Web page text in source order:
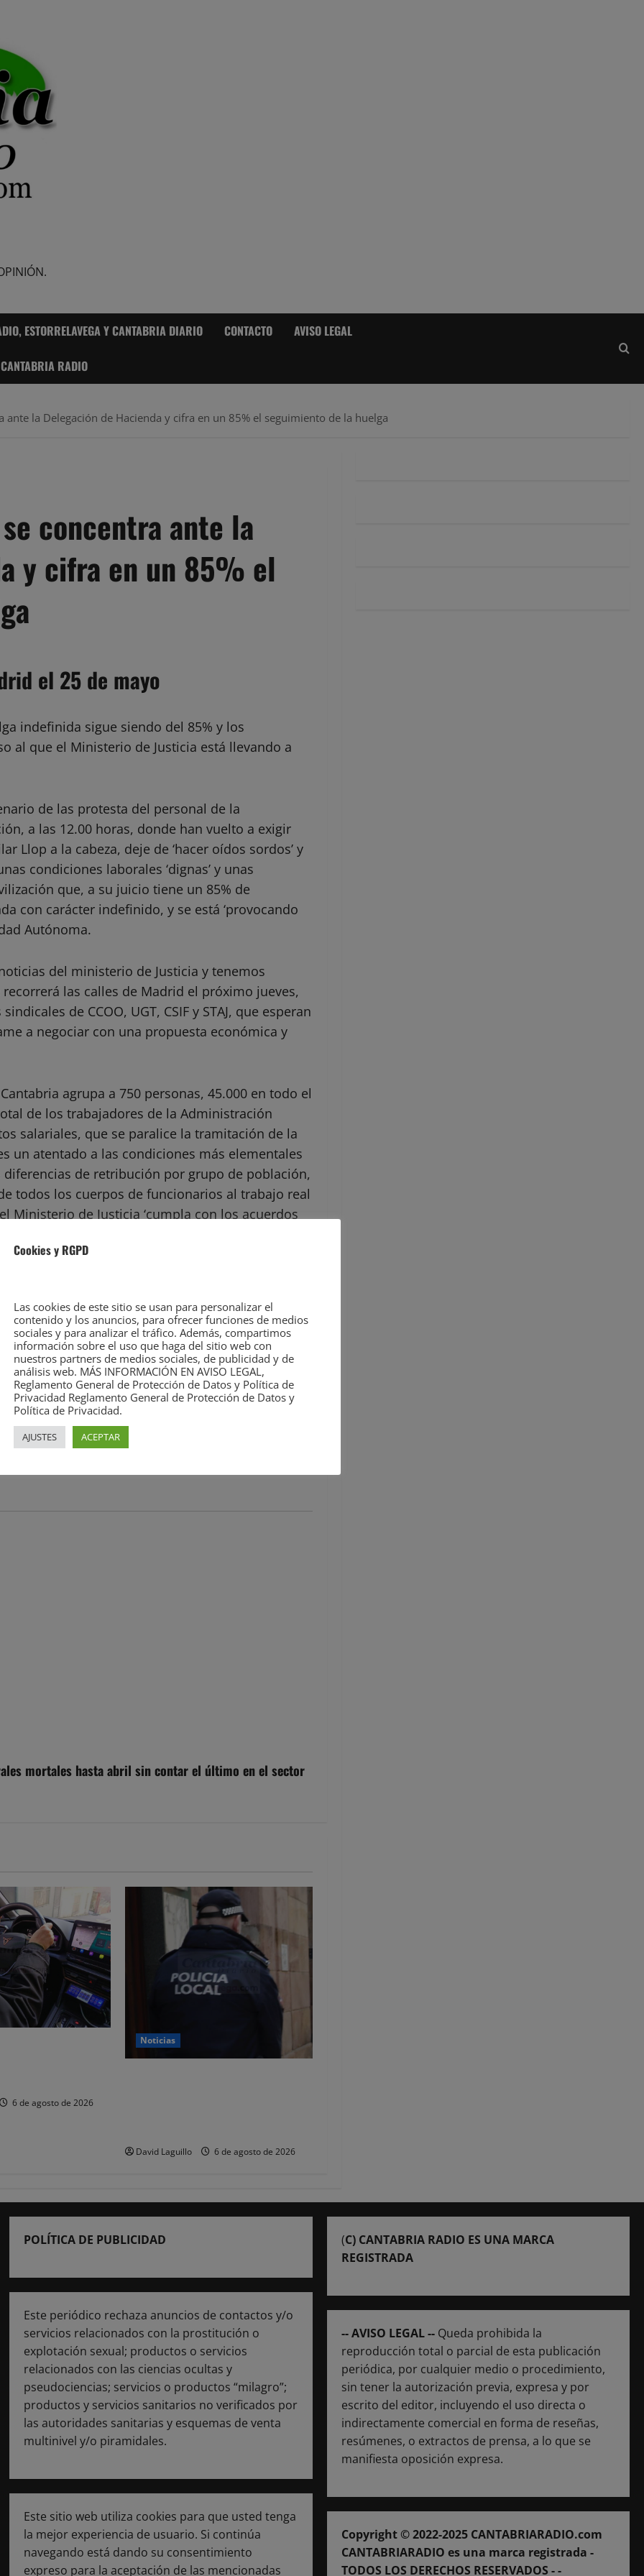
ESTORRELAVEGA Y CANTABRIA DIARIO CONTACTO AVISO LEGAL
RADIO
ante la Delegación de Hacienda y cifra en un 85% el seguimiento de la huelga
concentra ante la
y cifra en un 85% el
el 25 de mayo
indefinida sigue siendo del 85% y los
al que el Ministerio de Justicia está llevando a
de las protesta del personal de la
a las 12.00 horas, donde han vuelto a exigir
Llop a la cabeza, deje de ‘hacer oídos sordos’ y
condiciones laborales ‘dignas’ y unas
que, a su juicio tiene un 85% de
con carácter indefinido, y se está ‘provocando
Autónoma.
del ministerio de Justicia y tenemos
las calles de Madrid el próximo jueves,
de CCOO, UGT, CSIF y STAJ, que esperan
a negociar con una propuesta económica y
agrupa a 750 personas, 45.000 en todo el
de los trabajadores de la Administración
salariales, que se paralice la tramitación de la
un atentado a las condiciones más elementales
de retribución por grupo de población,
todos los cuerpos de funcionarios al trabajo real
Ministerio de Justicia ‘cumpla con los acuerdos
de la carrera profesional’.
claro que su conflicto se inició el 17 de abril,
ha habido un acuerdo. “Se nos ha
con nuestras reclamaciones. Está claro que
conflictos que tenemos en la Administración de
que la ‘dejadez’ del Ministerio de Justicia va a
normalmente tiene la Justicia. Así, han
y juicios para 2024, ahora nos vamos ya a
siendo registrado’.
mortales hasta abril sin contar el último en el sector
6 de agosto de 2026
Noticias
David Laguillo 6 de agosto de 2026
POLÍTICA DE PUBLICIDAD
Este periódico rechaza anuncios de contactos y/o
servicios relacionados con la prostitución o
explotación sexual; productos o servicios
relacionados con las ciencias ocultas y
pseudociencias; servicios o productos “milagro”;
productos y servicios sanitarios no verificados por
las autoridades sanitarias y esquemas de venta
multinivel y/o piramidales.
Este sitio web utiliza cookies para que usted tenga
la mejor experiencia de usuario. Si continúa
navegando está dando su consentimiento
expreso para la aceptación de las mencionadas
(C) CANTABRIA RADIO ES UNA MARCA
REGISTRADA
-- AVISO LEGAL -- Queda prohibida la
reproducción total o parcial de esta publicación
periódica, por cualquier medio o procedimiento,
sin tener la autorización previa, expresa y por
escrito del editor, incluyendo el uso directa o
indirectamente comercial en forma de reseñas,
resúmenes, o extractos de prensa, a lo que se
manifiesta oposición expresa.
Copyright © 2022-2025 CANTABRIARADIO.com
CANTABRIARADIO es una marca registrada -
TODOS LOS DERECHOS RESERVADOS - -
Cookies y RGPD
Las cookies de este sitio se usan para personalizar el
contenido y los anuncios, para ofrecer funciones de medios
sociales y para analizar el tráfico. Además, compartimos
información sobre el uso que haga del sitio web con
nuestros partners de medios sociales, de publicidad y de
análisis web. MÁS INFORMACIÓN EN AVISO LEGAL,
Reglamento General de Protección de Datos y Política de
Privacidad Reglamento General de Protección de Datos y
Política de Privacidad.
AJUSTES ACEPTAR